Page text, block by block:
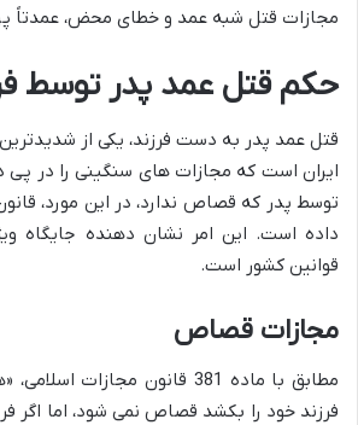
مجازات قتل شبه عمد و خطای محض، عمدتاً
حکم قتل عمد پدر توسط
قتل عمد پدر به دست فرزند، یکی از
ایران است که مجازات های سنگینی را در پی
توسط پدر که قصاص ندارد، در این مورد،
داده است. این امر نشان دهنده جایگاه
قوانین کشور است.
مجازات قصاص
مطابق با ماده 381 قانون مجازات
فرزند خود را بکشد قصاص نمی شود، اما اگر